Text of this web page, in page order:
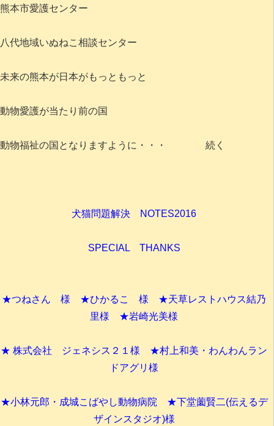
熊本市愛護センター
八代地域いぬねこ相談センター
未来の熊本が日本がもっともっと
動物愛護が当たり前の国
動物福祉の国となりますように・・・ 続く
犬猫問題解決 NOTES2016
SPECIAL THANKS
★つねさん 様 ★ひかるこ 様 ★天草レストハウス結乃
里様 ★岩崎光美様
★ 株式会社 ジェネシス２１様 ★村上和美・わんわんラン
ドアグリ様
★小林元郎・成城こばやし動物病院 ★下堂薗賢二(伝えるデ
ザインスタジオ)様